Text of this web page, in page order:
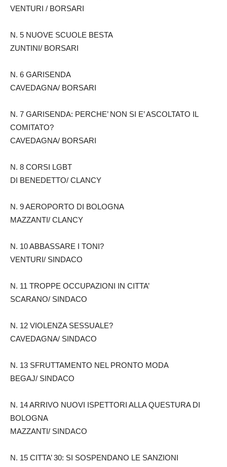
VENTURI / BORSARI
N. 5 NUOVE SCUOLE BESTA
ZUNTINI/ BORSARI
N. 6 GARISENDA
CAVEDAGNA/ BORSARI
N. 7 GARISENDA: PERCHE’ NON SI E’ ASCOLTATO IL
COMITATO?
CAVEDAGNA/ BORSARI
N. 8 CORSI LGBT
DI BENEDETTO/ CLANCY
N. 9 AEROPORTO DI BOLOGNA
MAZZANTI/ CLANCY
N. 10 ABBASSARE I TONI?
VENTURI/ SINDACO
N. 11 TROPPE OCCUPAZIONI IN CITTA’
SCARANO/ SINDACO
N. 12 VIOLENZA SESSUALE?
CAVEDAGNA/ SINDACO
N. 13 SFRUTTAMENTO NEL PRONTO MODA
BEGAJ/ SINDACO
N. 14 ARRIVO NUOVI ISPETTORI ALLA QUESTURA DI
BOLOGNA
MAZZANTI/ SINDACO
N. 15 CITTA’ 30: SI SOSPENDANO LE SANZIONI